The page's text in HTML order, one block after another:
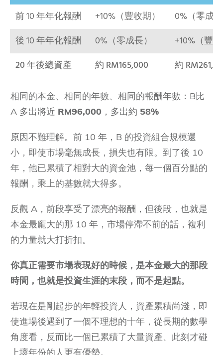
前 10 年年化報酬 +10%（豐收期）
0%（零成
後 10 年年化報酬
0%（零成長）
+10%（豐
20 年後總資產
約 RM165,000 約
相同的本金、相同的年數、相同的報酬年數：B比
A 多出將近 RM96,000 ，多出約 58%
原因不難理解。前 10 年，B 的投資組合規模還
小，即使市場毫無成長，損失也有限。到了後 10
年，他已累積了相對大的資金池，每一個百分點的
報酬，乘上的基數就大得多。
反觀 A，前段享受了漂亮的報酬，但後段，也就是
本金最龐大的那 10 年，市場停滯不前的話，複利
的力量就大打折扣。
你真正需要市場表現好的時候，是本金最大的那段
時間，也就是投資生涯的末段，而不是起點。
若現在是剛起步的年輕投資人，資產累積尚淺，即
使進場後遇到了一個不理想的十年，從長期的數學
角度看，反而比一個已累積了大量資產、此刻才碰
上壞年份的人更有優勢。